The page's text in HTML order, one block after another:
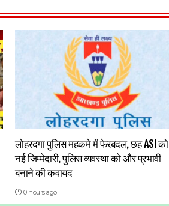
लोहरदगा पुलिस महकमे में फेरबदल, छह ASI को
नई जिम्मेदारी, पुलिस व्यवस्था को और प्रभावी
बनाने की कवायद
10 hours ago